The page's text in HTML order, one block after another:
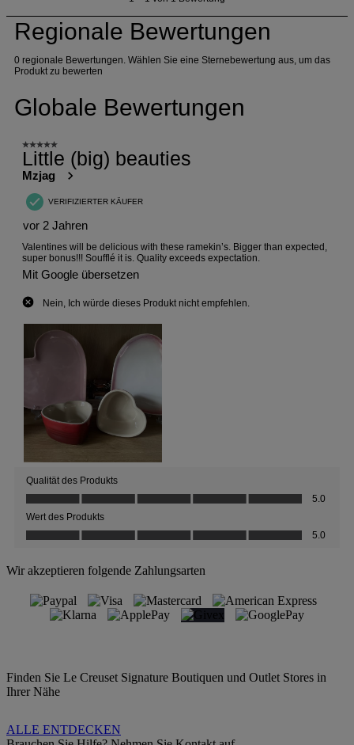
Wir akzeptieren folgende Zahlungsarten
Finden Sie Le Creuset Signature Boutiquen und Outlet Stores in
Ihrer Nähe
ALLE ENTDECKEN